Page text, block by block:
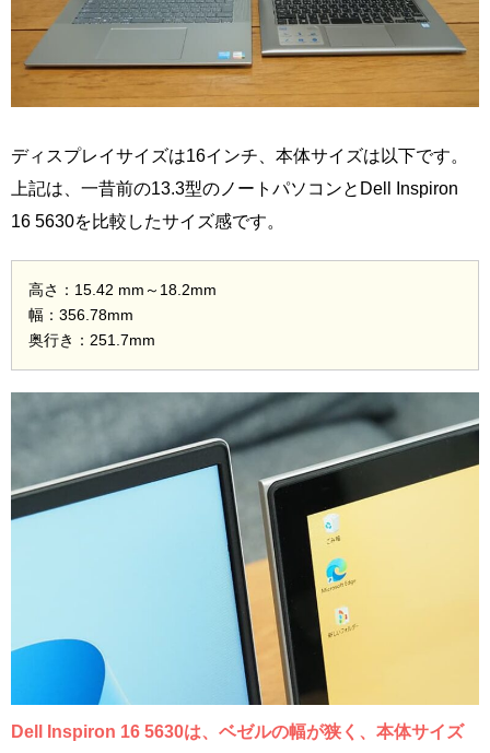
ディスプレイサイズは16インチ、本体サイズは以下です。
上記は、一昔前の13.3型のノートパソコンとDell Inspiron
16 5630を比較したサイズ感です。
高さ：15.42 mm～18.2mm
幅：356.78mm
奥行き：251.7mm
Dell Inspiron 16 5630は、ベゼルの幅が狭く、本体サイズ